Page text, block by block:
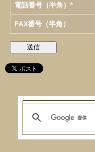
電話番号（半角）*
FAX番号（半角）